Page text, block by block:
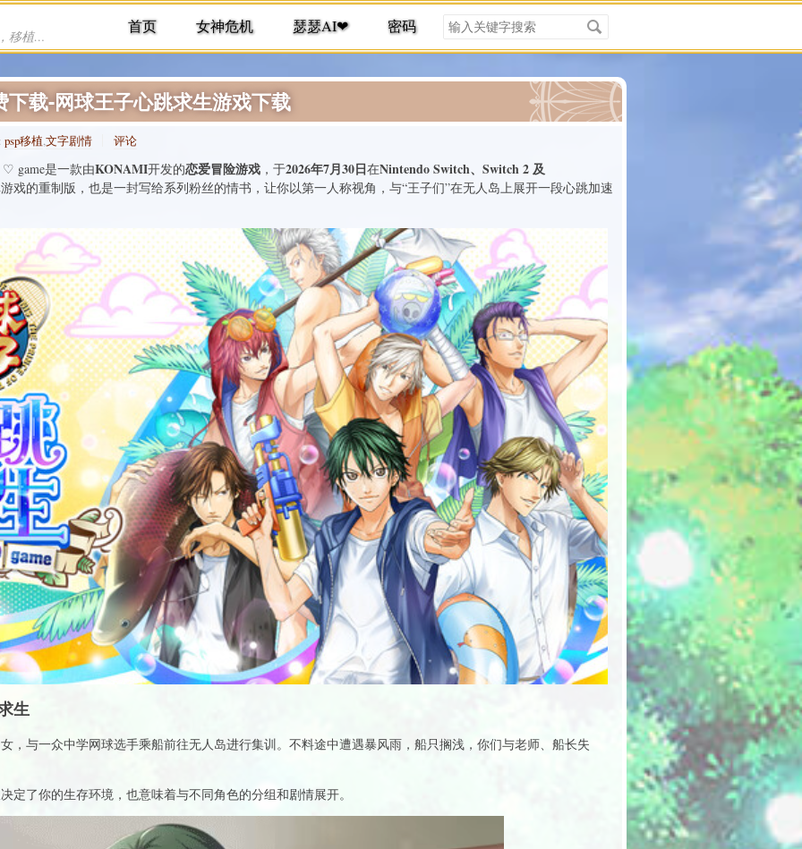
提供各种手机游戏下载，单机游戏下载，移植游戏下载
首页 女神危机 瑟瑟AI❤ 密码
免责 分类
搜
索
关
字
载-网球王子心跳求生游戏下载
psp移植 文字剧情 评论
game是一款由KONAMI开发的恋爱冒险游戏 ，于2026年7月30日在Nintendo Switch、Switch 2 及
戏的重制版，也是一封写给系列粉丝的情书，让你以第一人称视角，与“王子们”在无人岛上展开一段心跳加速
生
，与一众中学网球选手乘船前往无人岛进行集训。不料途中遭遇暴风雨，船只搁浅，你们与老师、船长失
定了你的生存环境，也意味着与不同角色的分组和剧情展开。